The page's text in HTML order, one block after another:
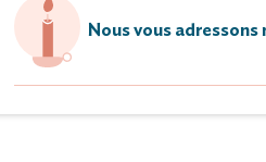
Nous vous adressons